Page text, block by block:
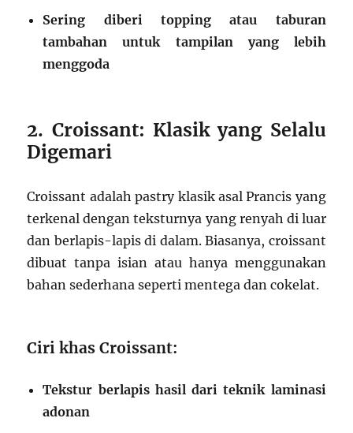
Sering diberi topping atau taburan
tambahan untuk tampilan yang lebih
menggoda
2. Croissant: Klasik yang Selalu
Digemari
Croissant adalah pastry klasik asal Prancis yang
terkenal dengan teksturnya yang renyah di luar
dan berlapis-lapis di dalam. Biasanya, croissant
dibuat tanpa isian atau hanya menggunakan
bahan sederhana seperti mentega dan cokelat.
Ciri khas Croissant:
Tekstur berlapis hasil dari teknik laminasi
adonan